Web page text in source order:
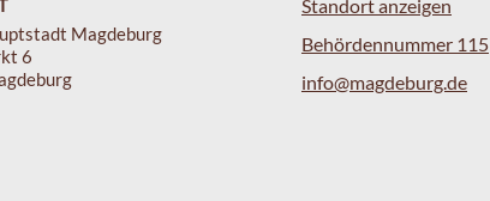
Magdeburg
6
Standort anzeigen
Behördennummer 115
info@magdeburg.de